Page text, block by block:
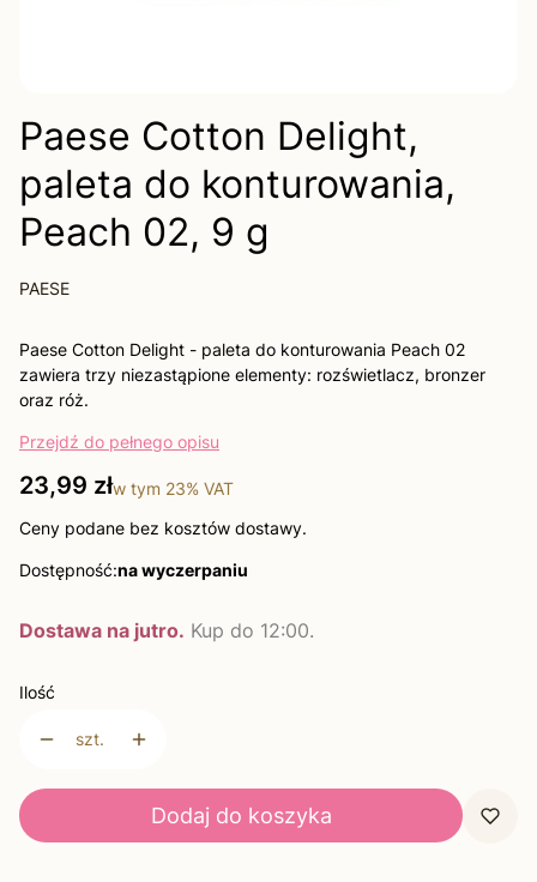
Paese Cotton Delight,
paleta do konturowania,
Peach 02, 9 g
PAESE
Paese Cotton Delight - paleta do konturowania Peach 02
zawiera trzy niezastąpione elementy: rozświetlacz, bronzer
oraz róż.
Przejdź do pełnego opisu
Cena
23,99 złw tym 23% VAT
Ceny podane bez kosztów dostawy.
Dostępność:na wyczerpaniu
Dostawa na jutro. Kup do 12:00.
Ilość
szt.
Dodaj do koszyka